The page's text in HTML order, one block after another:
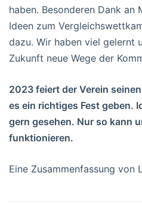
haben. Besonderen Dank
Ideen zum
dazu. Wir haben viel gelernt
Zukunft neue Wege der
2023 feiert der Verein
es ein richtiges Fest geben.
gern gesehen. Nur so kann
funktionieren.
Eine Zusammenfassung von